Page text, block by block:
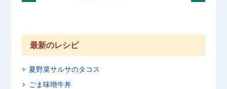
最新のレシピ
夏野菜サルサのタコス
ごま味噌牛丼